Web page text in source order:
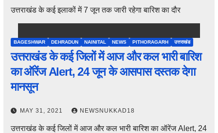
उत्तराखंड के कई इलाकों में 7 जून तक जारी रहेगा बारिश का दौर
BAGESHWAR DEHRADUN NAINITAL NEWS PITHORAGARH उत्तराखंड
उत्तराखंड के कई जिलों में आज और कल भारी बारिश
का ऑरेंज Alert, 24 जून के आसपास दस्तक देगा
मानसून
MAY 31, 2021 NEWSNUKKAD18
उत्तराखंड के कई जिलों में आज और कल भारी बारिश का ऑरेंज Alert, 24